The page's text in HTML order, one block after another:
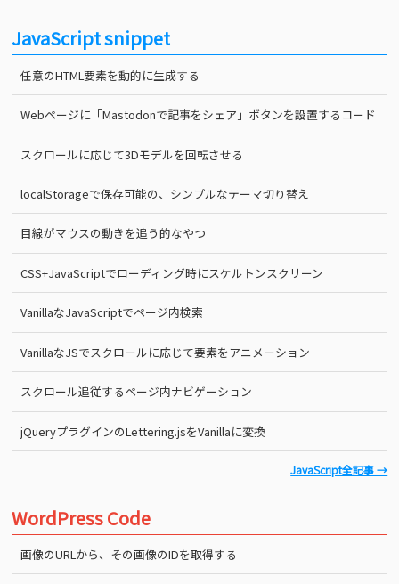
JavaScript snippet
任意のHTML要素を動的に生成する
Webページに「Mastodonで記事をシェア」ボタンを設置するコード
スクロールに応じて3Dモデルを回転させる
localStorageで保存可能の、シンプルなテーマ切り替え
目線がマウスの動きを追う的なやつ
CSS+JavaScriptでローディング時にスケルトンスクリーン
VanillaなJavaScriptでページ内検索
VanillaなJSでスクロールに応じて要素をアニメーション
スクロール追従するページ内ナビゲーション
jQueryプラグインのLettering.jsをVanillaに変換
JavaScript全記事 →
WordPress Code
画像のURLから、その画像のIDを取得する